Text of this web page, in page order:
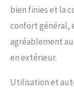
bien finies et la
confort général,
agréablement
en extérieur.
Utilisation et